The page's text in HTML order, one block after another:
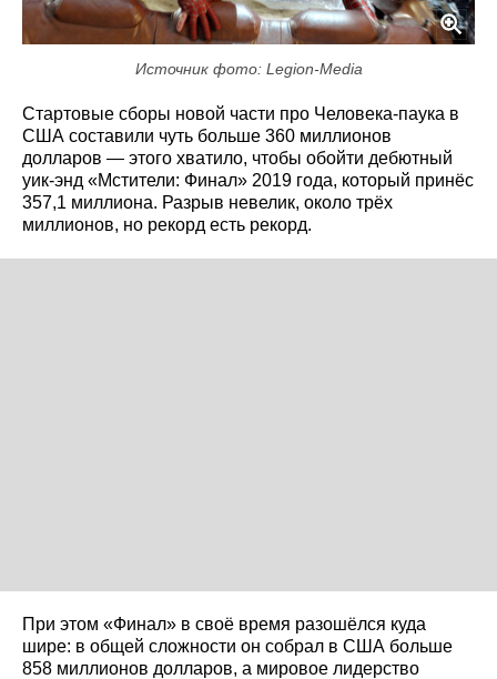
Источник фото: Legion-Media
Стартовые сборы новой части про Человека-паука в
США составили чуть больше 360 миллионов
долларов — этого хватило, чтобы обойти дебютный
уик-энд «Мстители: Финал» 2019 года, который принёс
357,1 миллиона. Разрыв невелик, около трёх
миллионов, но рекорд есть рекорд.
При этом «Финал» в своё время разошёлся куда
шире: в общей сложности он собрал в США больше
858 миллионов долларов, а мировое лидерство